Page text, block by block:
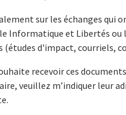
sur les échanges qui
Informatique et Libertés ou
(études d'impact, courriels,
recevoir ces
veuillez m’indiquer leur